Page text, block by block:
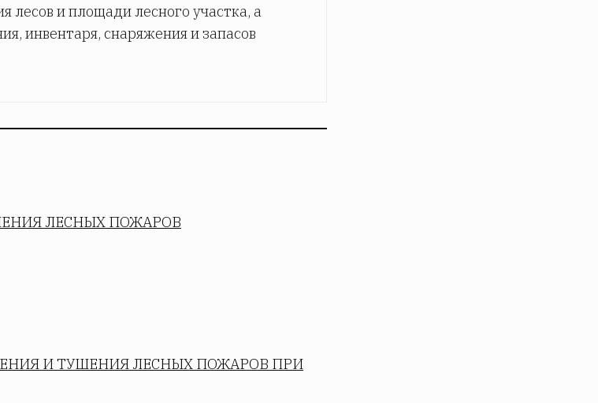
лесов и площади лесного участка, а
инвентаря, снаряжения и запасов
ЛЕСНЫХ ПОЖАРОВ
И ТУШЕНИЯ ЛЕСНЫХ ПОЖАРОВ ПРИ